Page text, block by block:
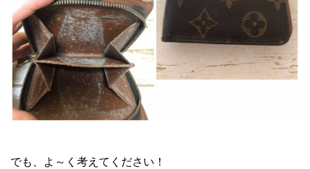
でも、よ～く考えてください！